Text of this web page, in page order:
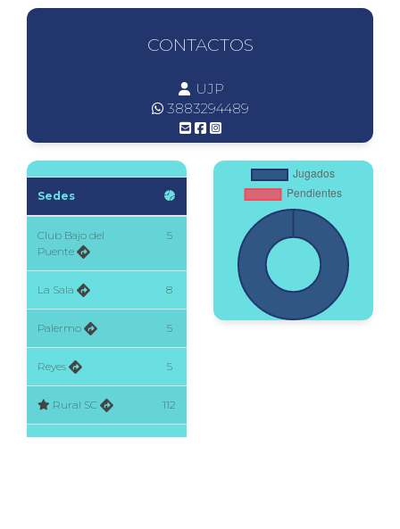
CONTACTOS
UJP
3883294489
Sedes
Club Bajo del
Puente
5
La Sala 8
Palermo 5
Reyes 5
Rural SC 112